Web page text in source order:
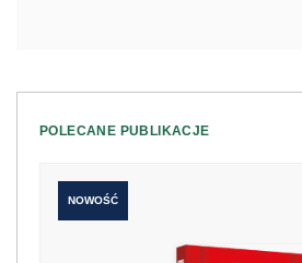
POLECANE PUBLIKACJE
NOWOŚĆ